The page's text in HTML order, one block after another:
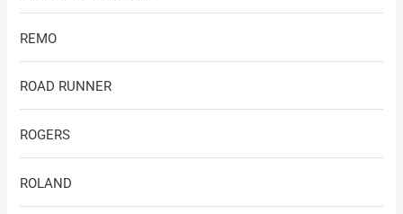
REMO
ROAD RUNNER
ROGERS
ROLAND